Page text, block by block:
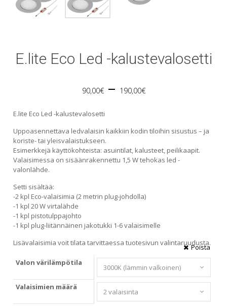
E.lite Eco Led -kalustevalosetti
90,00€ – 190,00€Price
90,00€
through
E.lite Eco Led -kalustevalosetti
Uppoasennettava ledvalaisin kaikkiin kodin tiloihin sisustus – ja
koriste- tai yleisvalaistukseen.
Esimerkkejä käyttökohteista: asuintilat, kalusteet, peilikaapit.
Valaisimessa on sisäänrakennettu 1,5 W tehokas led -
valonlähde.
Setti sisältää:
-2 kpl Eco-valaisimia (2 metrin plug-johdolla)
-1 kpl 20 W virtalähde
-1 kpl pistotulppajohto
-1 kpl plug-liitännäinen jakotukki 1-6 valaisimelle
Lisävalaisimia voit tilata tarvittaessa tuotesivun valintaruudusta.
Valon värilämpötila
Valaisimien määrä
Poista